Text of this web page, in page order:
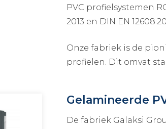
PVC profielsystemen
2013 en DIN EN
Onze fabriek is de
profielen. Dit omvat
Gelamineerde
De fabriek Galaksi